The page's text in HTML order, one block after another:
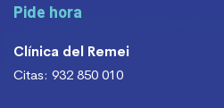
Pide hora
Clínica del Remei
Citas: 932 850 010